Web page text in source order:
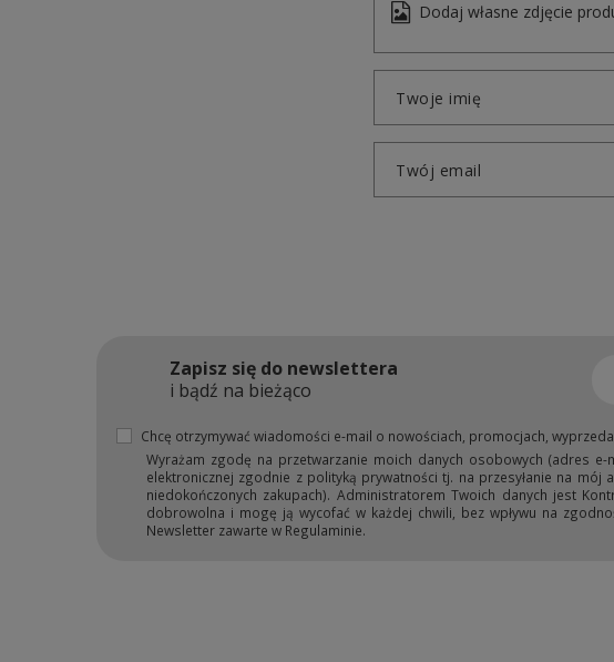
Dodaj własne zdjęcie
Twoje imię
Twój email
Zapisz się do newslettera
i bądź na bieżąco
Chcę otrzymywać wiadomości e-mail o nowościach, promocjach,
Wyrażam zgodę na przetwarzanie moich danych osobowych (adres
elektronicznej zgodnie z polityką prywatności tj. na przesyłanie na
niedokończonych zakupach). Administratorem Twoich danych jest
dobrowolna i mogę ją wycofać w każdej chwili, bez wpływu na
Newsletter zawarte w Regulaminie.